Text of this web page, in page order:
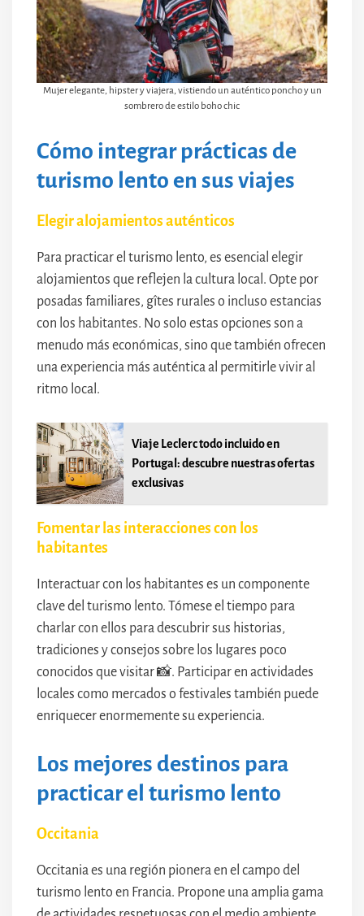
Mujer elegante, hipster y viajera, vistiendo un auténtico poncho y un
sombrero de estilo boho chic
Cómo integrar prácticas de
turismo lento en sus viajes
Elegir alojamientos auténticos
Para practicar el turismo lento, es esencial elegir
alojamientos que reflejen la cultura local. Opte por
posadas familiares, gîtes rurales o incluso estancias
con los habitantes. No solo estas opciones son a
menudo más económicas, sino que también ofrecen
una experiencia más auténtica al permitirle vivir al
ritmo local.
Viaje Leclerc todo incluido en
Portugal: descubre nuestras ofertas
exclusivas
Fomentar las interacciones con los
habitantes
Interactuar con los habitantes es un componente
clave del turismo lento. Tómese el tiempo para
charlar con ellos para descubrir sus historias,
tradiciones y consejos sobre los lugares poco
conocidos que visitar 📸. Participar en actividades
locales como mercados o festivales también puede
enriquecer enormemente su experiencia.
Los mejores destinos para
practicar el turismo lento
Occitania
Occitania es una región pionera en el campo del
turismo lento en Francia. Propone una amplia gama